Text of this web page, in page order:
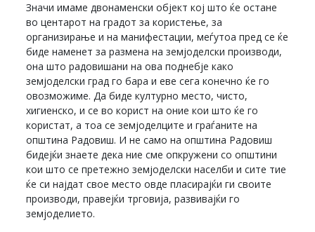
Значи имаме двонаменски објект кој што ќе остане
во центарот на градот за користење, за
организирање и на манифестации, меѓутоа пред се ќе
биде наменет за размена на земјоделски производи,
она што радовишани на ова поднебје како
земјоделски град го бара и еве сега конечно ќе го
овозможиме. Да биде културно место, чисто,
хигиенско, и се во корист на оние кои што ќе го
користат, а тоа се земјоделците и граѓаните на
општина Радовиш. И не само на општина Радовиш
бидејќи знаете дека ние сме опкружени со општини
кои што се претежно земјоделски населби и сите тие
ќе си најдат свое место овде пласирајќи ги своите
производи, правејќи трговија, развивајќи го
земјоделието.